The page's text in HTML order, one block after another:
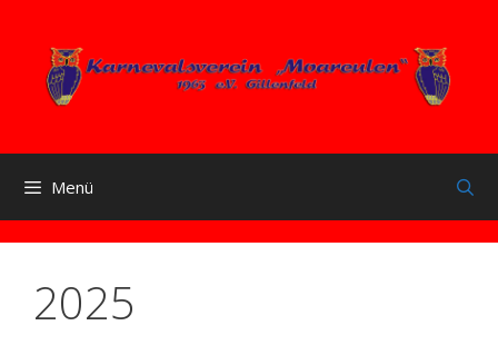
springen
Menü
2025